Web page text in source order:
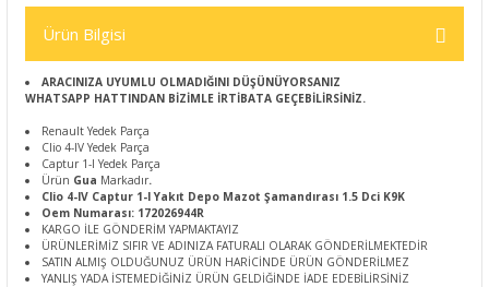
Ürün Bilgisi
ARACINIZA UYUMLU OLMADIĞINI DÜŞÜNÜYORSANIZ
WHATSAPP HATTINDAN BİZİMLE İRTİBATA GEÇEBİLİRSİNİZ.
Renault Yedek Parça
Clio 4-IV Yedek Parça
Captur 1-I Yedek Parça
Ürün Gua Markadır.
Clio 4-IV Captur 1-I Yakıt Depo Mazot Şamandırası 1.5 Dci K9K
Oem Numarası: 172026944R
KARGO İLE GÖNDERİM YAPMAKTAYIZ
ÜRÜNLERİMİZ SIFIR VE ADINIZA FATURALI OLARAK GÖNDERİLMEKTEDİR
SATIN ALMIŞ OLDUĞUNUZ ÜRÜN HARİCİNDE ÜRÜN GÖNDERİLMEZ
YANLIŞ YADA İSTEMEDİĞİNİZ ÜRÜN GELDİĞİNDE İADE EDEBİLİRSİNİZ